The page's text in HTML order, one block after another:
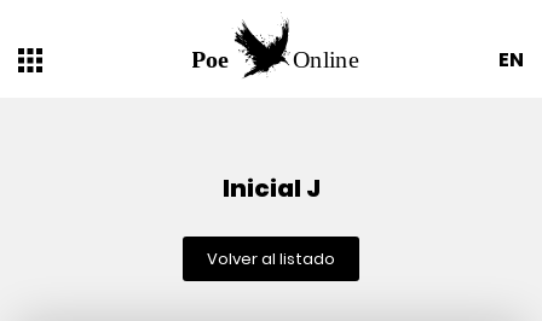
EN
Inicial J
Volver al listado